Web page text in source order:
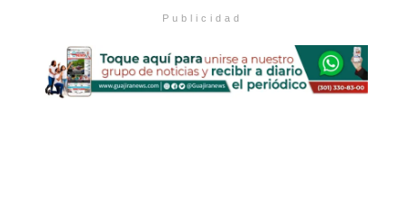
Publicidad